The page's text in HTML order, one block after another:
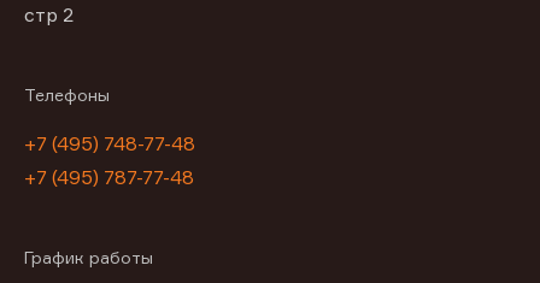
стр 2
Телефоны
+7 (495) 748-77-48
+7 (495) 787-77-48
График работы